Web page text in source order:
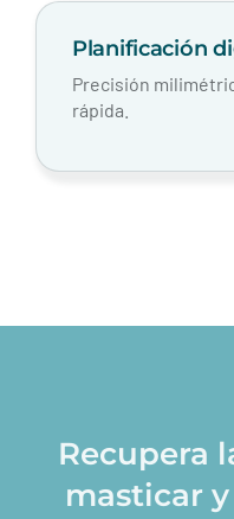
Planificación
Precisión
rápida.
Recupera
masticar